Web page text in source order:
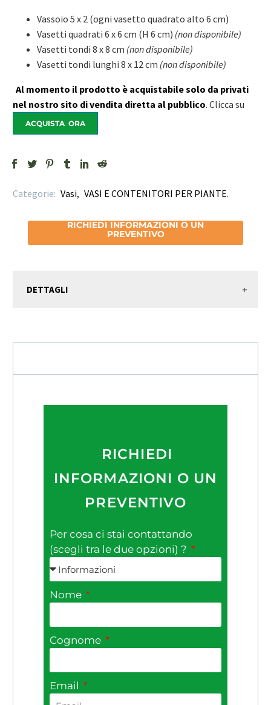
Vassoio 5 x 2 (ogni vasetto quadrato alto 6 cm)
Vasetti quadrati 6 x 6 cm (H 6 cm) (non disponibile)
Vasetti tondi 8 x 8 cm (non disponibile)
Vasetti tondi lunghi 8 x 12 cm (non disponibile)
Al momento il prodotto è acquistabile solo da privati
nel nostro sito di vendita diretta al pubblico. Clicca su
ACQUISTA ORA
Categorie: Vasi, VASI E CONTENITORI PER PIANTE.
RICHIEDI INFORMAZIONI O UN
PREVENTIVO
DETTAGLI
RICHIEDI
INFORMAZIONI O UN
PREVENTIVO
Per cosa ci stai contattando
(scegli tra le due opzioni) ?
Nome
Cognome
Email